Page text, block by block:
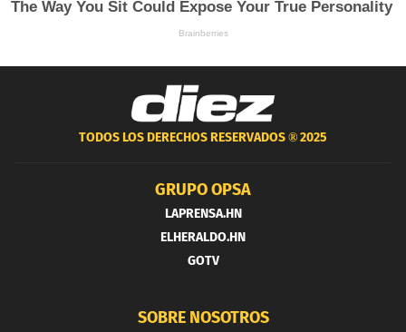
TODOS LOS DERECHOS RESERVADOS ®2025
GRUPO OPSA
LAPRENSA.HN
ELHERALDO.HN
GOTV
SOBRE NOSOTROS